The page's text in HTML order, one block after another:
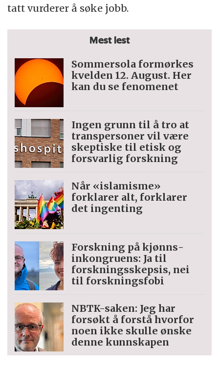
tatt vurderer å søke jobb.
Mest lest
Sommersola formørkes
kvelden 12. August. Her
kan du se fenomenet
Ingen grunn til å tro at
trans­personer vil være
skeptiske til etisk og
forsvarlig forskning
Når «islamisme»
forklarer alt, forklarer
det ingenting
Forskning på kjønns­
inkongruens: Ja til
forskningsskepsis, nei
til forskningsfobi
NBTK-saken: Jeg har
forsøkt å forstå hvorfor
noen ikke skulle ønske
denne kunnskapen